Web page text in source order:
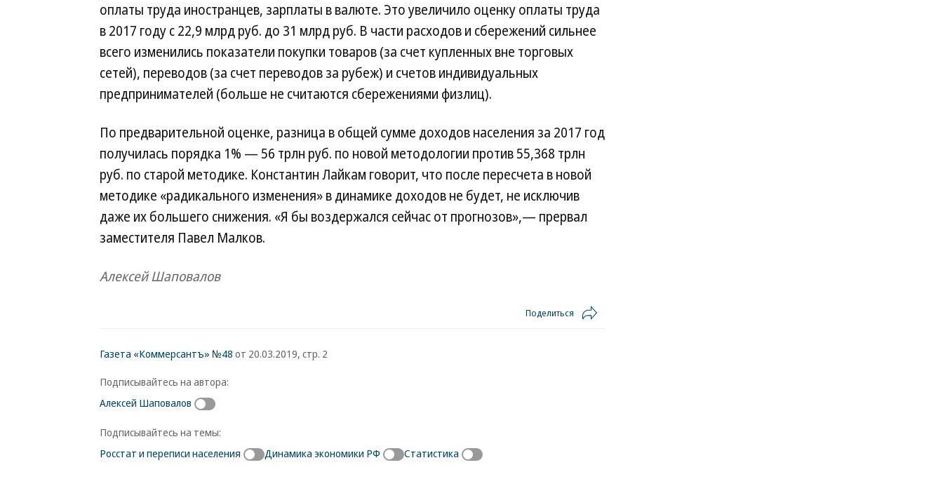
оплаты труда иностранцев, зарплаты в валюте. Это увеличило оценку оплаты труда
в 2017 году с 22,9 млрд руб. до 31 млрд руб. В части расходов и сбережений сильнее
всего изменились показатели покупки товаров (за счет купленных вне торговых
сетей), переводов (за счет переводов за рубеж) и счетов индивидуальных
предпринимателей (больше не считаются сбережениями физлиц).
По предварительной оценке, разница в общей сумме доходов населения за 2017 год
получилась порядка 1% — 56 трлн руб. по новой методологии против 55,368 трлн
руб. по старой методике. Константин Лайкам говорит, что после пересчета в новой
методике «радикального изменения» в динамике доходов не будет, не исключив
даже их большего снижения. «Я бы воздержался сейчас от прогнозов»,— прервал
заместителя Павел Малков.
Алексей Шаповалов
Поделиться
Газета «Коммерсантъ» №48 от 20.03.2019, стр. 2
Подписывайтесь на автора:
Алексей Шаповалов
Подписывайтесь на темы:
Росстат и переписи населения
Динамика экономики РФ Статистика